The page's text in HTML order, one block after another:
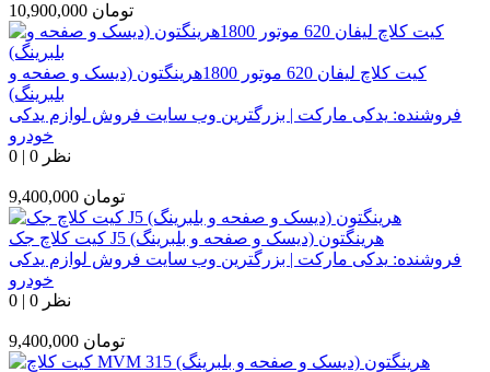
10,900,000 تومان
کیت کلاچ لیفان 620 موتور 1800هرینگتون (دیسک و صفحه و
بلبرینگ)
فروشنده: یدکی مارکت | بزرگترین وب سایت فروش لوازم یدکی
خودرو
0 | 0 نظر
9,400,000 تومان
کیت کلاچ جک J5 هرینگتون (دیسک و صفحه و بلبرینگ)
فروشنده: یدکی مارکت | بزرگترین وب سایت فروش لوازم یدکی
خودرو
0 | 0 نظر
9,400,000 تومان